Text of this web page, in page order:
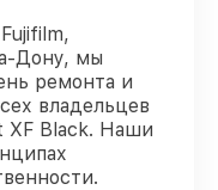
Дону, мы
ремонта и
владельцев
XF Black. Наши